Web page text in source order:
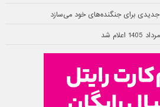
جدیدی برای جنگنده‌های خود می‌سازد